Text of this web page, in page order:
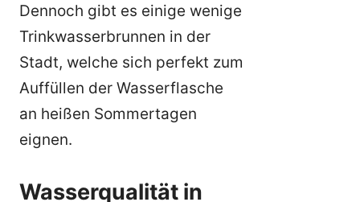
Dennoch gibt es einige wenige
Trinkwasserbrunnen in der
Stadt, welche sich perfekt zum
Auffüllen der Wasserflasche
an heißen Sommertagen
eignen.
Wasserqualität in